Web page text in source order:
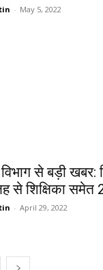
- May 5, 2022
विभाग से बड़ी खबर:
से शिक्षिका समेत
- April 29, 2022